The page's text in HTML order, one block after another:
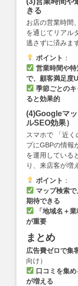
きる
お店の営業時間
を通じてリアル
逃さずに済みま
ポイント ：
営業時間や
で、顧客満足度
季節ごとの
ると効果的
(4)Googleマ
ルSEO効果）
スマホで 「近
プにGBPの情報
を運用している
り、来店客が増
ポイント ：
マップ検索
期待できる
「地域名＋
が重要
まとめ
広告費ゼロで集
向け）
口コミを集
が増える